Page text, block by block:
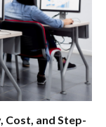
Cost, and Step-